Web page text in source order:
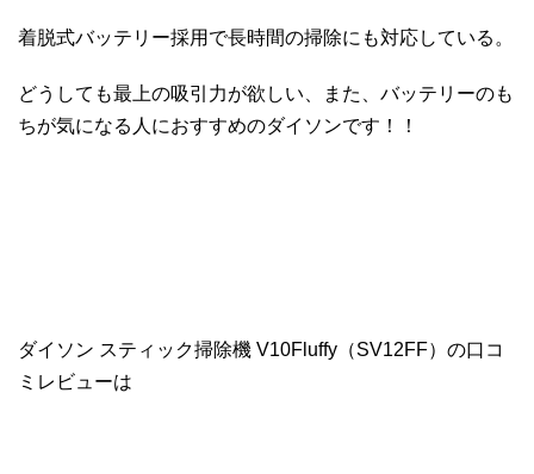
着脱式バッテリー採用で長時間の掃除にも対応している。
どうしても最上の吸引力が欲しい、また、バッテリーのも
ちが気になる人におすすめのダイソンです！！
ダイソン スティック掃除機 V10Fluffy（SV12FF）の口コ
ミレビューは